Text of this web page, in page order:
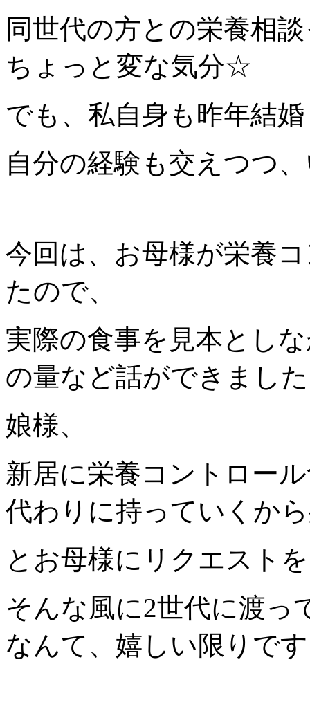
同世代の方との栄養相
ちょっと変な気分☆
でも、私自身も昨年結
自分の経験も交えつつ
今回は、お母様が栄養
たので、
実際の食事を見本とし
の量など話ができまし
娘様、
新居に栄養コントロー
代わりに持っていくか
とお母様にリクエスト
そんな風に2世代に渡っ
なんて、嬉しい限りで